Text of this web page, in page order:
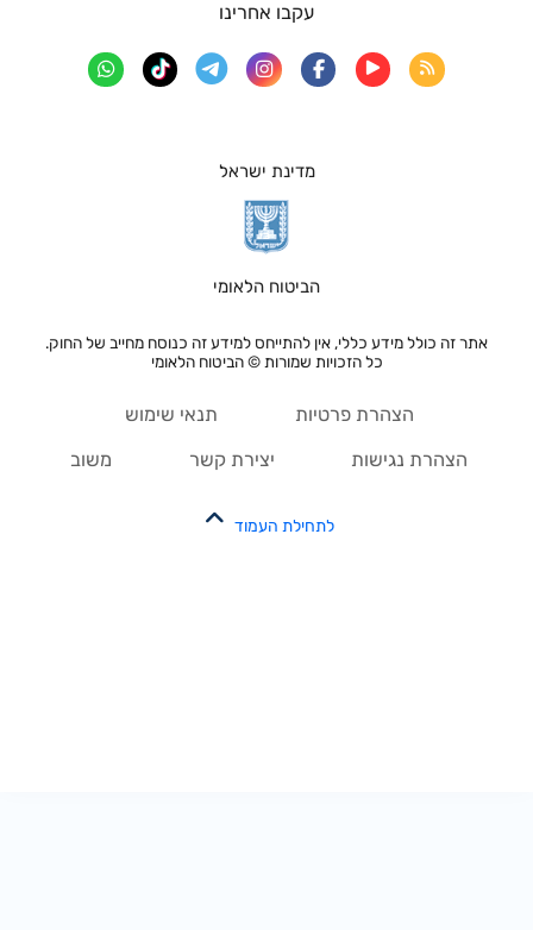
מדינת ישראל
הביטוח הלאומי
אתר זה כולל מידע כללי, אין להתייחס למידע זה כנוסח מחייב של החוק.
כל הזכויות שמורות © הביטוח הלאומי
עקבו אחרינו
הצהרת פרטיות תנאי שימוש
הצהרת נגישות יצירת קשר משוב
לתחילת העמוד